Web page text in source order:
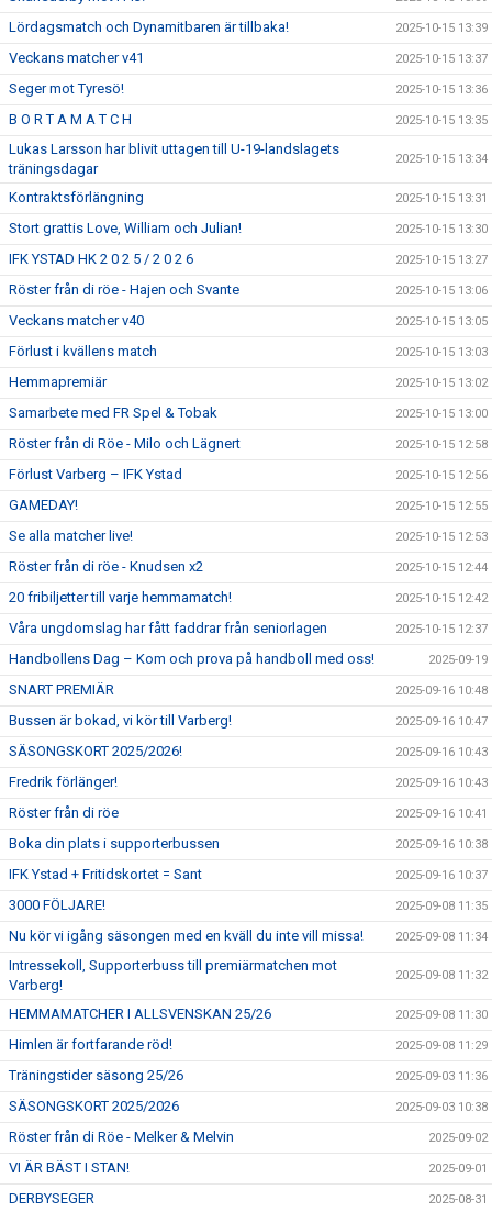
Lördagsmatch och Dynamitbaren är tillbaka! 2025-10-15 13:39
Veckans matcher v41 2025-10-15 13:37
Seger mot Tyresö! 2025-10-15 13:36
B O R T A M A T C H 2025-10-15 13:35
Lukas Larsson har blivit uttagen till U-19-landslagets
träningsdagar
2025-10-15 13:34
Kontraktsförlängning 2025-10-15 13:31
Stort grattis Love, William och Julian! 2025-10-15 13:30
IFK YSTAD HK 2 0 2 5 / 2 0 2 6 2025-10-15 13:27
Röster från di röe - Hajen och Svante 2025-10-15 13:06
Veckans matcher v40 2025-10-15 13:05
Förlust i kvällens match 2025-10-15 13:03
Hemmapremiär 2025-10-15 13:02
Samarbete med FR Spel & Tobak 2025-10-15 13:00
Röster från di Röe - Milo och Lägnert 2025-10-15 12:58
Förlust Varberg – IFK Ystad 2025-10-15 12:56
GAMEDAY! 2025-10-15 12:55
Se alla matcher live! 2025-10-15 12:53
Röster från di röe - Knudsen x2 2025-10-15 12:44
20 fribiljetter till varje hemmamatch! 2025-10-15 12:42
Våra ungdomslag har fått faddrar från seniorlagen 2025-10-15 12:37
Handbollens Dag – Kom och prova på handboll med oss! 2025-09-19
SNART PREMIÄR 2025-09-16 10:48
Bussen är bokad, vi kör till Varberg! 2025-09-16 10:47
SÄSONGSKORT 2025/2026! 2025-09-16 10:43
Fredrik förlänger! 2025-09-16 10:43
Röster från di röe 2025-09-16 10:41
Boka din plats i supporterbussen 2025-09-16 10:38
IFK Ystad + Fritidskortet = Sant 2025-09-16 10:37
3000 FÖLJARE! 2025-09-08 11:35
Nu kör vi igång säsongen med en kväll du inte vill missa! 2025-09-08 11:34
Intressekoll, Supporterbuss till premiärmatchen mot
Varberg!
2025-09-08 11:32
HEMMAMATCHER I ALLSVENSKAN 25/26 2025-09-08 11:30
Himlen är fortfarande röd! 2025-09-08 11:29
Träningstider säsong 25/26 2025-09-03 11:36
SÄSONGSKORT 2025/2026 2025-09-03 10:38
Röster från di Röe - Melker & Melvin 2025-09-02
VI ÄR BÄST I STAN! 2025-09-01
DERBYSEGER 2025-08-31